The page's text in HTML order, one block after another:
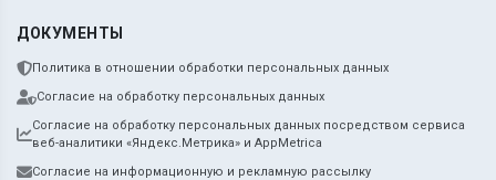
ДОКУМЕНТЫ
Политика в отношении обработки персональных данных
Согласие на обработку персональных данных
Согласие на обработку персональных данных посредством сервиса
веб-аналитики «Яндекс.Метрика» и AppMetrica
Согласие на информационную и рекламную рассылку